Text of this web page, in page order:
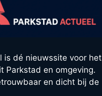
is dé nieuwssite voor het
Parkstad en omgeving.
en dicht bij de